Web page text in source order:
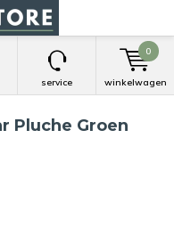
service winkelwagen
0
Pluche Groen